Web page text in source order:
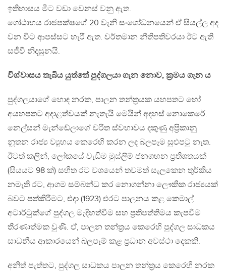
ඉතිහාසය මීට වඩා වෙනස් වනු ඇත.
ගෝඨාභය රාජපක්ෂගේ 20 වැනි සංශෝධනයෙන් ඒ සියල්ල අද
වන විට ආපස්සට හැරී ඇත. වර්තමාන නීතිපතිවරයා ඊට ඇති
සජීවී නිදසුනයි.
විශ්වාසය තැබිය යුත්තේ පුද්ගලයා ගැන නොව, ක්‍රමය ගැන ය
පුද්ගලයාගේ හොඳ නරක, පාලන තන්ත්‍රයක යහපතට හෝ
අයහපතට අදාළත්වයක් නැතැයි මෙයින් අදහස් නොකෙරේ.
නෙල්සන් මැන්ඩේලාගේ චරිත ස්වභාවය දකුණු අප්‍රිකානු
නූතන රාජ්‍ය ව්‍යුහය කෙරෙහි කරන ලද බලපෑම සුළුපටු නැත.
ඊටත් කලින්, ලෝකයේ වැඩිම මුස්ලිම් ජනගහන ප්‍රතිශතයක්
(සියයට 98 ක්) සහිත රට වශයෙන් තවමත් සැලකෙන තුර්කිය
නමැති රට, ආගම සම්බන්ධ කර නොගන්නා ලෞකික රාජ්‍යයක්
බවට පත්කිරීමට, එදා (1923) එරට පාලනය කළ කෙමාල්
අටාර්ටුක්ගේ පුද්ගල මැදිහත්වීම සහ ප්‍රතිපත්තිමය කැපවීම
තීරණාත්මක වුණි. ඒ, පාලන තන්ත්‍රය කෙරෙහි පුද්ගල සාධකය
සාධනීය ආකාරයෙන් බලපෑම් කළ ප්‍රධාන අවස්ථා දෙකකි.
අනිත් පැත්තට, පුද්ගල සාධකය පාලන තන්ත්‍රය කෙරෙහි නරක